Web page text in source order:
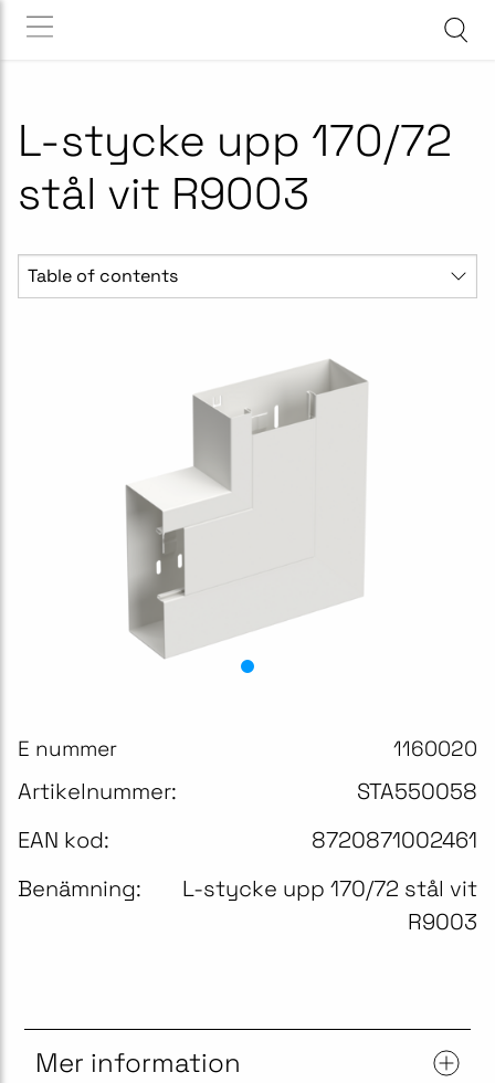
L-stycke upp 170/72
stål vit R9003
Table of contents
E nummer 1160020
Artikelnummer:
STA550058
EAN kod:
8720871002461
Benämning:
L-stycke upp 170/72 stål vit
R9003
Mer information